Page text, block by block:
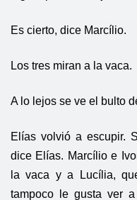
Es cierto, dice Marcílio.
Los tres miran a la vaca.
A lo lejos se ve el bulto
Elías volvió a escupir.
dice Elías. Marcílio e
la vaca y a Lucília,
tampoco le gusta ver